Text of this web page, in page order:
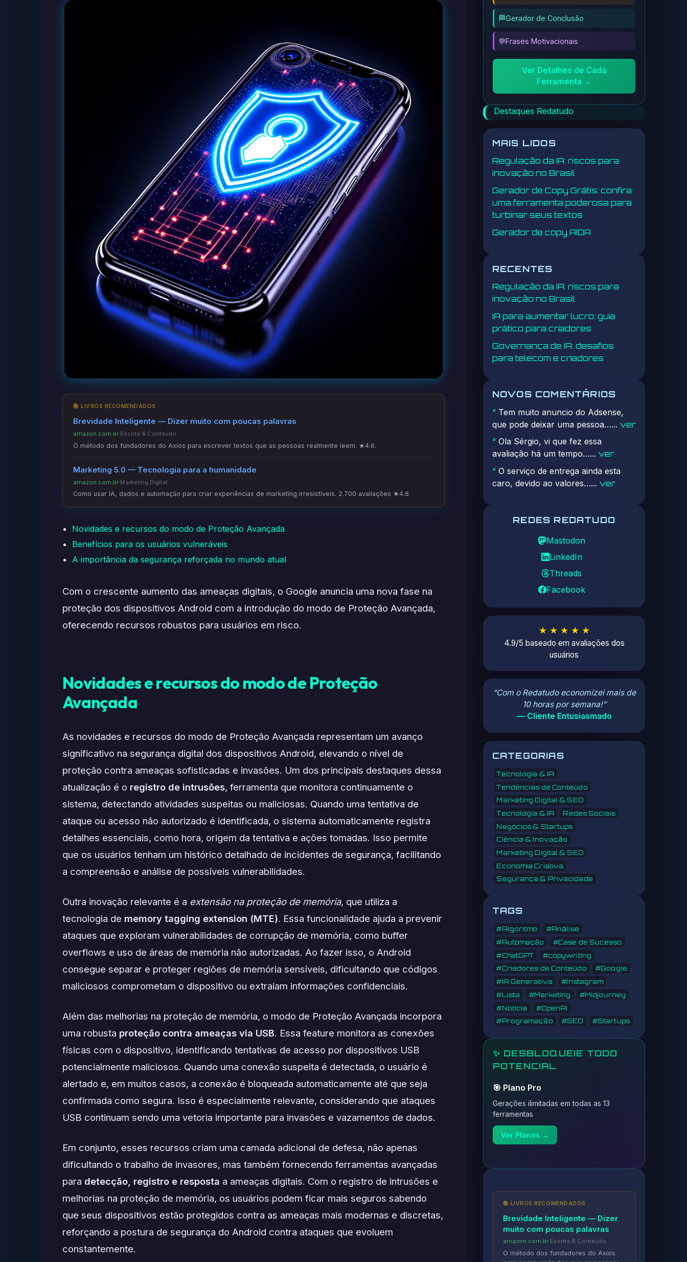
📚 LIVROS RECOMENDADOS
Brevidade Inteligente — Dizer muito com poucas palavras
amazon.com.br·Escrita & Conteúdo
O método dos fundadores do Axios para escrever textos que as pessoas realmente leem. ★4.6.
Marketing 5.0 — Tecnologia para a humanidade
amazon.com.br·Marketing Digital
Como usar IA, dados e automação para criar experiências de marketing irresistíveis. 2.700 avaliações ★4.8.
Novidades e recursos do modo de Proteção Avançada
Benefícios para os usuários vulneráveis
A importância da segurança reforçada no mundo atual
Com o crescente aumento das ameaças digitais, o Google anuncia uma nova fase na
proteção dos dispositivos Android com a introdução do modo de Proteção Avançada,
oferecendo recursos robustos para usuários em risco.
Novidades e recursos do modo de Proteção
Avançada
As novidades e recursos do modo de Proteção Avançada representam um avanço
significativo na segurança digital dos dispositivos Android, elevando o nível de
proteção contra ameaças sofisticadas e invasões. Um dos principais destaques dessa
atualização é o registro de intrusões, ferramenta que monitora continuamente o
sistema, detectando atividades suspeitas ou maliciosas. Quando uma tentativa de
ataque ou acesso não autorizado é identificada, o sistema automaticamente registra
detalhes essenciais, como hora, origem da tentativa e ações tomadas. Isso permite
que os usuários tenham um histórico detalhado de incidentes de segurança, facilitando
a compreensão e análise de possíveis vulnerabilidades.
Outra inovação relevante é a extensão na proteção de memória, que utiliza a
tecnologia de memory tagging extension (MTE). Essa funcionalidade ajuda a prevenir
ataques que exploram vulnerabilidades de corrupção de memória, como buffer
overflows e uso de áreas de memória não autorizadas. Ao fazer isso, o Android
consegue separar e proteger regiões de memória sensíveis, dificultando que códigos
maliciosos comprometam o dispositivo ou extraiam informações confidenciais.
Além das melhorias na proteção de memória, o modo de Proteção Avançada incorpora
uma robusta proteção contra ameaças via USB. Essa feature monitora as conexões
físicas com o dispositivo, identificando tentativas de acesso por dispositivos USB
potencialmente maliciosos. Quando uma conexão suspeita é detectada, o usuário é
alertado e, em muitos casos, a conexão é bloqueada automaticamente até que seja
confirmada como segura. Isso é especialmente relevante, considerando que ataques
USB continuam sendo uma vetoria importante para invasões e vazamentos de dados.
Em conjunto, esses recursos criam uma camada adicional de defesa, não apenas
dificultando o trabalho de invasores, mas também fornecendo ferramentas avançadas
para detecção, registro e resposta a ameaças digitais. Com o registro de intrusões e
melhorias na proteção de memória, os usuários podem ficar mais seguros sabendo
que seus dispositivos estão protegidos contra as ameaças mais modernas e discretas,
reforçando a postura de segurança do Android contra ataques que evoluem
constantemente.
🏁Gerador de Conclusão
💬Frases Motivacionais
Ver Detalhes de Cada
Ferramenta →
Destaques Redatudo
MAIS LIDOS
Regulação da IA: riscos para
inovação no Brasil
Gerador de Copy Grátis: confira
uma ferramenta poderosa para
turbinar seus textos
Gerador de copy AIDA
RECENTES
Regulação da IA: riscos para
inovação no Brasil
IA para aumentar lucro: guia
prático para criadores
Governança de IA: desafios
para telecom e criadores
NOVOS COMENTÁRIOS
“Tem muito anuncio do Adsense,
que pode deixar uma pessoa…... ver
“Ola Sérgio, vi que fez essa
avaliação há um tempo…... ver
“O serviço de entrega ainda esta
caro, devido ao valores…... ver
REDES REDATUDO
Mastodon
LinkedIn
Threads
Facebook
★ ★ ★ ★ ★
4.9/5 baseado em avaliações dos
usuários
“Com o Redatudo economizei mais de
10 horas por semana!”
— Cliente Entusiasmado
CATEGORIAS
Tecnologia & IA
Tendências de Conteúdo
Marketing Digital & SEO
Tecnologia & IA
Redes Sociais
Negócios & Startups
Ciência & Inovação
Marketing Digital & SEO
Economia Criativa
Segurança & Privacidade
TAGS
#Algoritmo
#Análise
#Automação
#Case de Sucesso
#ChatGPT
#copywriting
#Criadores de Conteúdo
#Google
#IA Generativa
#Instagram
#Lista
#Marketing
#Midjourney
#Notícia
#OpenAI
#Programação
#SEO #Startups
✨ DESBLOQUEIE TODO
POTENCIAL
🎯 Plano Pro
Gerações ilimitadas em todas as 13
ferramentas
Ver Planos →
📚 LIVROS RECOMENDADOS
Brevidade Inteligente — Dizer
muito com poucas palavras
amazon.com.br·Escrita & Conteúdo
O método dos fundadores do Axios